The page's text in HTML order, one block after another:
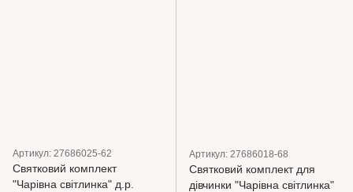
Артикул: 27686025-62
Святковий комплект
"Чарівна світлинка" д.р.
Артикул: 27686018-68
Святковий комплект для
дівчинки "Чарівна світлинка"